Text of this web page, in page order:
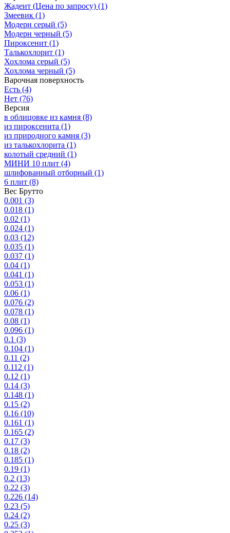
Жадеит (Цена по запросу) (1)
Змеевик (1)
Модерн серый (5)
Модерн черный (5)
Пироксенит (1)
Талькохлорит (1)
Хохлома серый (5)
Хохлома черный (5)
Варочная поверхность
Есть (4)
Нет (76)
Версия
в облицовке из камня (8)
из пироксенита (1)
из природного камня (3)
из талькохлорита (1)
колотый средний (1)
МИНИ 10 плит (4)
шлифованный отборный (1)
6 плит (8)
Вес Брутто
0.001 (3)
0.018 (1)
0.02 (1)
0.024 (1)
0.03 (12)
0.035 (1)
0.037 (1)
0.04 (1)
0.041 (1)
0.053 (1)
0.06 (1)
0.076 (2)
0.078 (1)
0.08 (1)
0.096 (1)
0.1 (3)
0.104 (1)
0.11 (2)
0.112 (1)
0.12 (1)
0.14 (3)
0.148 (1)
0.15 (2)
0.16 (10)
0.161 (1)
0.165 (2)
0.17 (3)
0.18 (2)
0.185 (1)
0.19 (1)
0.2 (13)
0.22 (3)
0.226 (14)
0.23 (5)
0.24 (2)
0.25 (3)